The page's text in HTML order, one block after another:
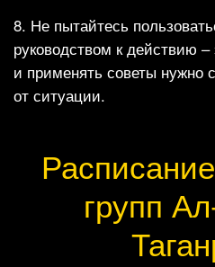
8. Не пытайтесь
руководством к действию
и применять советы нужно
от ситуации.
групп